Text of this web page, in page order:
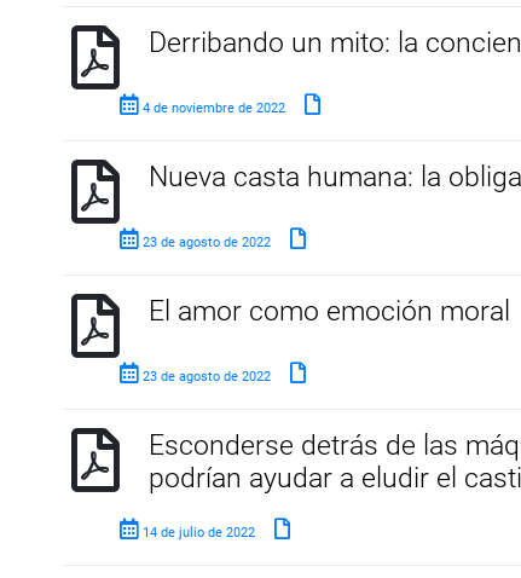
Derribando un mito: la
4 de noviembre de 2022
Nueva casta humana: la
23 de agosto de 2022
El amor como emoción moral
23 de agosto de 2022
Esconderse detrás de las
podrían ayudar a eludir el
14 de julio de 2022